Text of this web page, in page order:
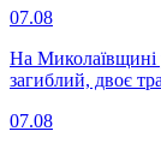
07.08
На Миколаївщині
загиблий, двоє
07.08